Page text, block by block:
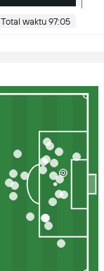
Total waktu 97:05